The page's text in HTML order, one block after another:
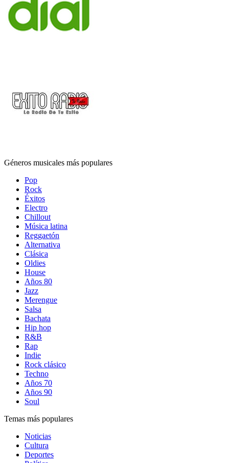
Géneros musicales más populares
Pop
Rock
Éxitos
Electro
Chillout
Música latina
Reggaetón
Alternativa
Clásica
Oldies
House
Años 80
Jazz
Merengue
Salsa
Bachata
Hip hop
R&B
Rap
Indie
Rock clásico
Techno
Años 70
Años 90
Soul
Temas más populares
Noticias
Cultura
Deportes